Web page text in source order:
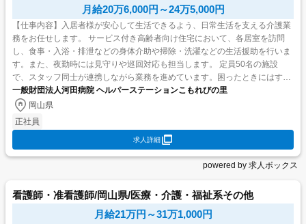
月給20万6,000円～24万5,000円
【仕事内容】入居者様が安心して生活できるよう、日常生活を支える介護業
務をお任せします。 サービス付き高齢者向け住宅において、各居室を訪問
し、食事・入浴・排泄などの身体介助や掃除・洗濯などの生活援助を行いま
す。また、夜勤時には見守りや巡回対応も担当します。 定員50名の施設
で、スタッフ同士が連携しながら業務を進めています。困ったときにはすぐ
相談できる体制が整っており、安心して働ける環境です。 【経験...
一般財団法人河田病院 ヘルパーステーションこもれびの里
岡山県
正社員
求人詳細
powered by 求人ボックス
看護師・准看護師/岡山県/医療・介護・福祉系その他
月給21万円～31万1,000円